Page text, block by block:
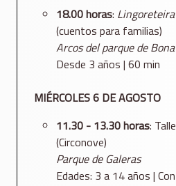
18.00 horas: Lingoreteira
(cuentos para familias)
Arcos del parque de
Desde 3 años | 60 min
MIÉRCOLES 6 DE AGOSTO
11.30 - 13.30 horas:
(Circonove)
Parque de Galeras
Edades: 3 a 14 años |